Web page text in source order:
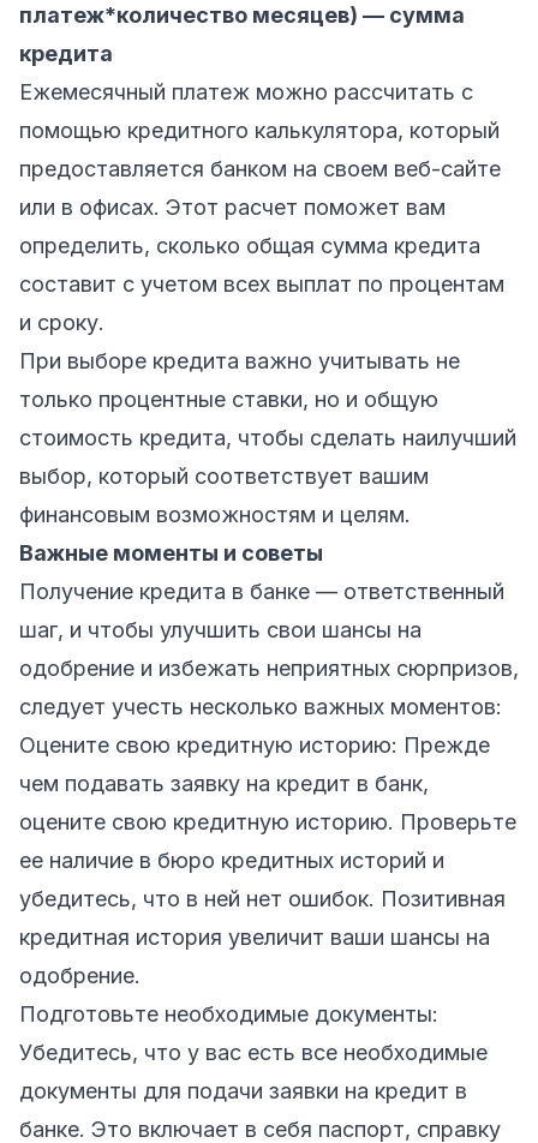
платеж*количество месяцев) — сумма
кредита
Ежемесячный платеж можно рассчитать с
помощью кредитного калькулятора, который
предоставляется банком на своем веб-сайте
или в офисах. Этот расчет поможет вам
определить, сколько общая сумма кредита
составит с учетом всех выплат по процентам
и сроку.
При выборе кредита важно учитывать не
только процентные ставки, но и общую
стоимость кредита, чтобы сделать наилучший
выбор, который соответствует вашим
финансовым возможностям и целям.
Важные моменты и советы
Получение кредита в банке — ответственный
шаг, и чтобы улучшить свои шансы на
одобрение и избежать неприятных сюрпризов,
следует учесть несколько важных моментов:
Оцените свою кредитную историю: Прежде
чем подавать заявку на кредит в банк,
оцените свою кредитную историю. Проверьте
ее наличие в бюро кредитных историй и
убедитесь, что в ней нет ошибок. Позитивная
кредитная история увеличит ваши шансы на
одобрение.
Подготовьте необходимые документы:
Убедитесь, что у вас есть все необходимые
документы для подачи заявки на кредит в
банке. Это включает в себя паспорт, справку